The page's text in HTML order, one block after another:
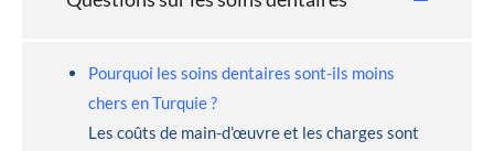
Pourquoi les soins dentaires sont-ils moins
chers en Turquie ?
Les coûts de main-d’œuvre et les charges sont